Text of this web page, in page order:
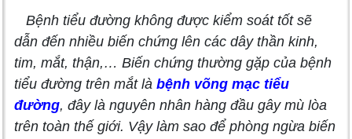
Bệnh tiểu đường không được kiểm soát tốt sẽ
dẫn đến nhiều biến chứng lên các dây thần kinh,
tim, mắt, thận,… Biến chứng thường gặp của bệnh
tiểu đường trên mắt là bệnh võng mạc tiểu
đường, đây là nguyên nhân hàng đầu gây mù lòa
trên toàn thế giới. Vậy làm sao để phòng ngừa biến